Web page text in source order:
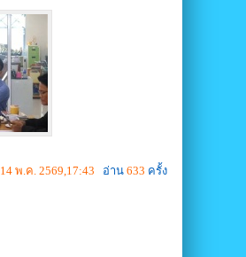
14 พ.ค. 2569,17:43 อ่าน 633 ครั้ง